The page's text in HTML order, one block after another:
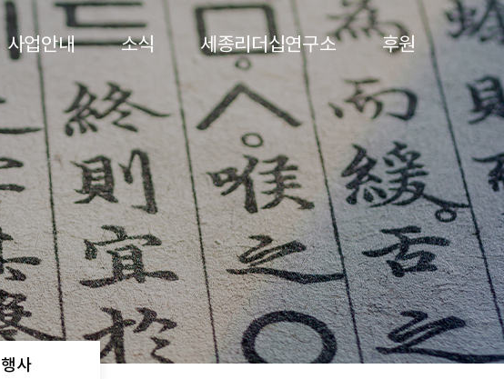
사업안내 소식 세종리더십연구소 후원
행사